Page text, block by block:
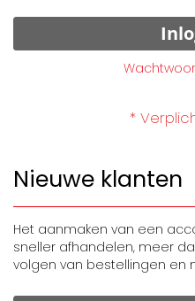
Nieuwe klanten
Het aanmaken van een
sneller afhandelen, meer
volgen van bestellingen en